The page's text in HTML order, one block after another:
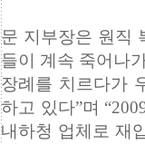
문 지부장은 원직
들이 계속 죽어나
장례를 치르다가
하고 있다”며
내하청 업체로 재